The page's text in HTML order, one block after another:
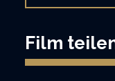
Film